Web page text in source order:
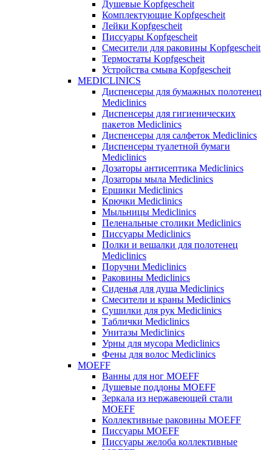
Душевые Kopfgescheit
Комплектующие Kopfgescheit
Лейки Kopfgescheit
Писсуары Kopfgescheit
Смесители для раковины Kopfgescheit
Термостаты Kopfgescheit
Устройства смыва Kopfgescheit
MEDICLINICS
Диспенсеры для бумажных полотенец
Mediclinics
Диспенсеры для гигиенических
пакетов Mediclinics
Диспенсеры для салфеток Mediclinics
Диспенсеры туалетной бумаги
Mediclinics
Дозаторы антисептика Mediclinics
Дозаторы мыла Mediclinics
Ершики Mediclinics
Крючки Mediclinics
Мыльницы Mediclinics
Пеленальные столики Mediclinics
Писсуары Mediclinics
Полки и вешалки для полотенец
Mediclinics
Поручни Mediclinics
Раковины Mediclinics
Сиденья для душа Mediclinics
Смесители и краны Mediclinics
Сушилки для рук Mediclinics
Таблички Mediclinics
Унитазы Mediclinics
Урны для мусора Mediclinics
Фены для волос Mediclinics
MOEFF
Ванны для ног MOEFF
Душевые поддоны MOEFF
Зеркала из нержавеющей стали
MOEFF
Коллективные раковины MOEFF
Писсуары MOEFF
Писсуары желоба коллективные